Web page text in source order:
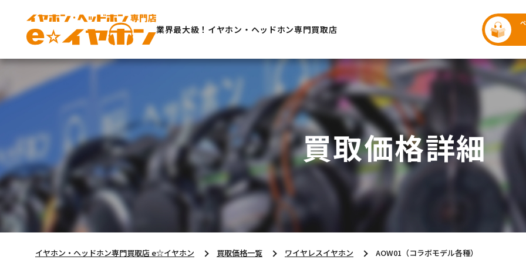
業界最大級！イヤホン・ヘッドホン専門買取店
買取価格詳細
イヤホン・ヘッドホン専門買取店 e☆イヤホン 買取価格一覧 ワイヤレスイヤホン AOW01（コラボモデル各種）